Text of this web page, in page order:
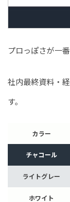
プロっぽさが一
社内最終資料・
す。
カラー
チャコール
ライトグレー
ホワイト